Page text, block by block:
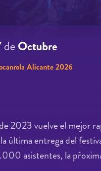
de Octubre
Alicante 2026
2023 vuelve el mejor
última entrega del
asistentes, la